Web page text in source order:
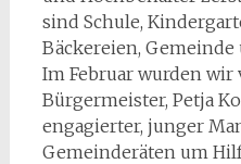
sind Schule,
Bäckereien, Gemeinde
Im Februar wurden
Bürgermeister, Petja
engagierter, junger
Gemeinderäten um